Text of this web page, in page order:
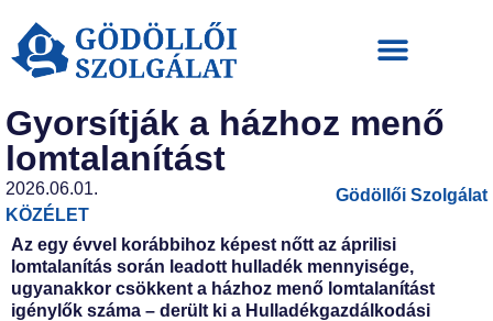
Gyorsítják a házhoz menő
lomtalanítást
2026.06.01.
KÖZÉLET
Gödöllői Szolgálat
Az egy évvel korábbihoz képest nőtt az áprilisi
lomtalanítás során leadott hulladék mennyisége,
ugyanakkor csökkent a házhoz menő lomtalanítást
igénylők száma – derült ki a Hulladékgazdálkodási